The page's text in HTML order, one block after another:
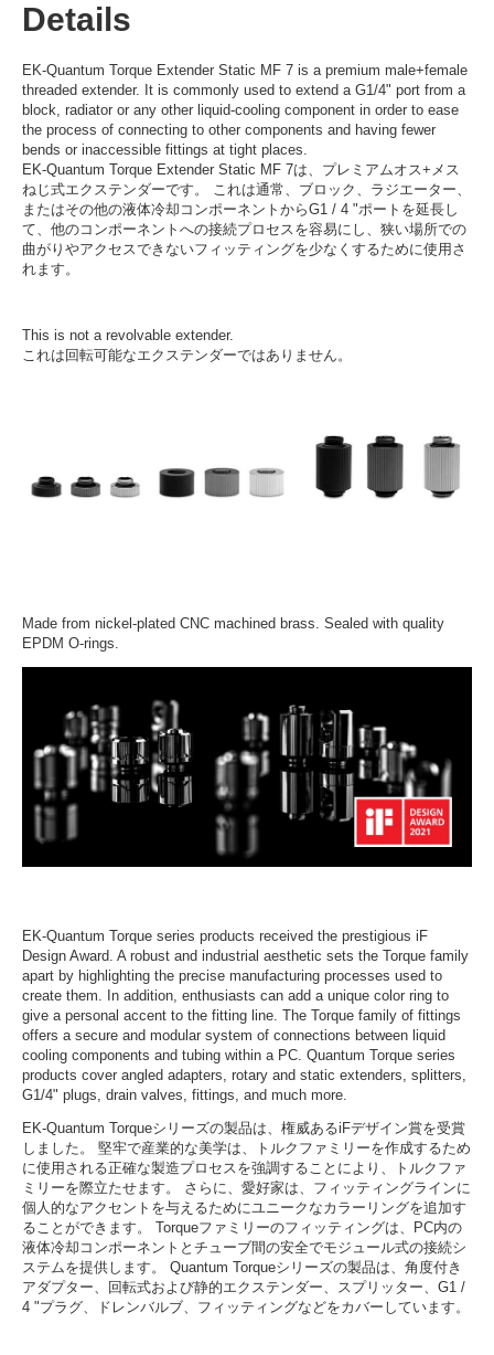
Details
EK-Quantum Torque Extender Static MF 7 is a premium male+female
threaded extender. It is commonly used to extend a G1/4" port from a
block, radiator or any other liquid-cooling component in order to ease
the process of connecting to other components and having fewer
bends or inaccessible fittings at tight places.
EK-Quantum Torque Extender Static MF 7は、プレミアムオス+メス
ねじ式エクステンダーです。 これは通常、ブロック、ラジエーター、
またはその他の液体冷却コンポーネントからG1 / 4 "ポートを延長し
て、他のコンポーネントへの接続プロセスを容易にし、狭い場所での
曲がりやアクセスできないフィッティングを少なくするために使用さ
れます。
This is not a revolvable extender.
これは回転可能なエクステンダーではありません。
Made from nickel-plated CNC machined brass. Sealed with quality
EPDM O-rings.
EK-Quantum Torque series products received the prestigious iF
Design Award. A robust and industrial aesthetic sets the Torque family
apart by highlighting the precise manufacturing processes used to
create them. In addition, enthusiasts can add a unique color ring to
give a personal accent to the fitting line. The Torque family of fittings
offers a secure and modular system of connections between liquid
cooling components and tubing within a PC. Quantum Torque series
products cover angled adapters, rotary and static extenders, splitters,
G1/4" plugs, drain valves, fittings, and much more.
EK-Quantum Torqueシリーズの製品は、権威あるiFデザイン賞を受賞
しました。 堅牢で産業的な美学は、トルクファミリーを作成するため
に使用される正確な製造プロセスを強調することにより、トルクファ
ミリーを際立たせます。 さらに、愛好家は、フィッティングラインに
個人的なアクセントを与えるためにユニークなカラーリングを追加す
ることができます。 Torqueファミリーのフィッティングは、PC内の
液体冷却コンポーネントとチューブ間の安全でモジュール式の接続シ
ステムを提供します。 Quantum Torqueシリーズの製品は、角度付き
アダプター、回転式および静的エクステンダー、スプリッター、G1 /
4 "プラグ、ドレンバルブ、フィッティングなどをカバーしています。